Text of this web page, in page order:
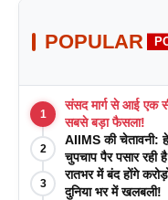
POPULAR
1
संसद मार्ग से आई एक
सबसे बड़ा फैसला!
2
AIIMS की चेतावनी:
चुपचाप पैर पसार रही
3
रातभर में बंद होंगे
दुनिया भर में खलबली!